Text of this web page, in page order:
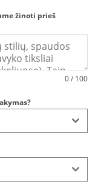
žinoti prieš
0 / 100